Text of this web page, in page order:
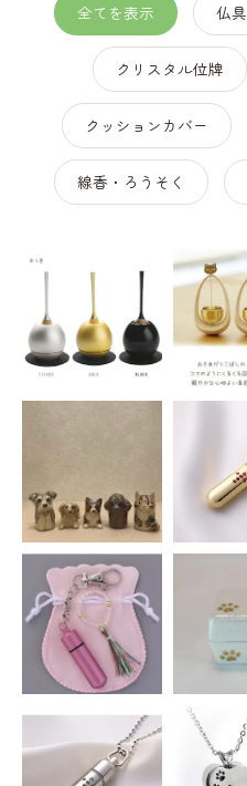
全てを表示 仏具
クリスタル位牌
クッションカバー
線香・ろうそく